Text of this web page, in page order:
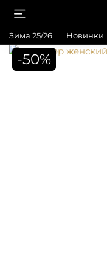
Зима 25/26 Новинки
-50%